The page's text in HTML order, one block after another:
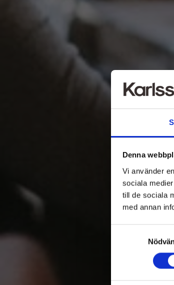
Denna
Vi använder
sociala
till de sociala
med annan